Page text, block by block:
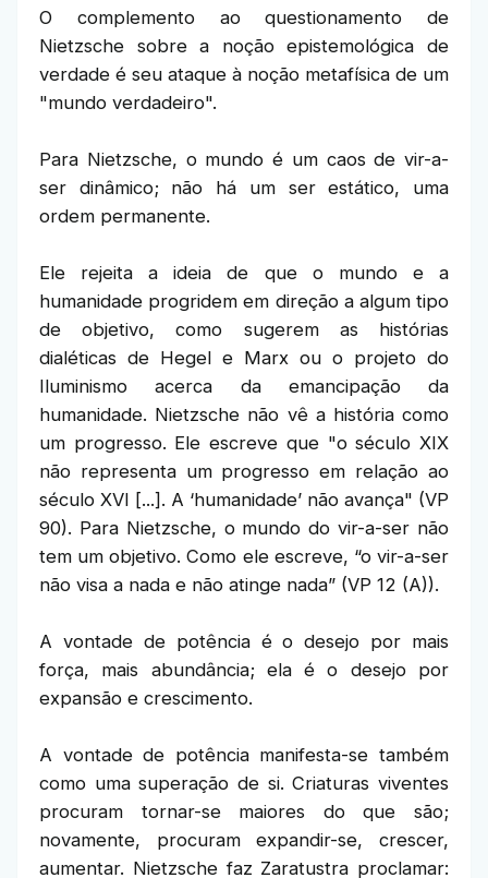
O complemento ao questionamento de
Nietzsche sobre a noção epistemológica de
verdade é seu ataque à noção metafísica de um
"mundo verdadeiro".
Para Nietzsche, o mundo é um caos de vir-a-
ser dinâmico; não há um ser estático, uma
ordem permanente.
Ele rejeita a ideia de que o mundo e a
humanidade progridem em direção a algum tipo
de objetivo, como sugerem as histórias
dialéticas de Hegel e Marx ou o projeto do
Iluminismo acerca da emancipação da
humanidade. Nietzsche não vê a história como
um progresso. Ele escreve que "o século XIX
não representa um progresso em relação ao
século XVI [...]. A ‘humanidade’ não avança" (VP
90). Para Nietzsche, o mundo do vir-a-ser não
tem um objetivo. Como ele escreve, “o vir-a-ser
não visa a nada e não atinge nada” (VP 12 (A)).
A vontade de potência é o desejo por mais
força, mais abundância; ela é o desejo por
expansão e crescimento.
A vontade de potência manifesta-se também
como uma superação de si. Criaturas viventes
procuram tornar-se maiores do que são;
novamente, procuram expandir-se, crescer,
aumentar. Nietzsche faz Zaratustra proclamar: